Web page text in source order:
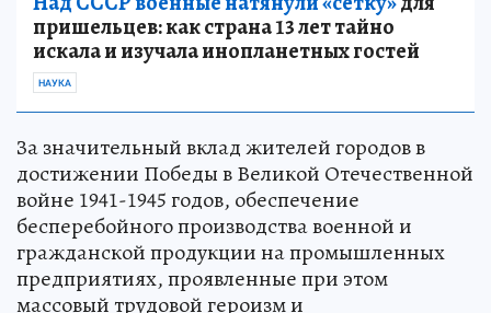
пришельцев: как страна 13 лет тайно
искала и изучала инопланетных гостей
НАУКА
За значительный вклад жителей городов в
достижении Победы в Великой Отечественной
войне 1941-1945 годов, обеспечение
бесперебойного производства военной и
гражданской продукции на промышленных
предприятиях, проявленные при этом
массовый трудовой героизм и